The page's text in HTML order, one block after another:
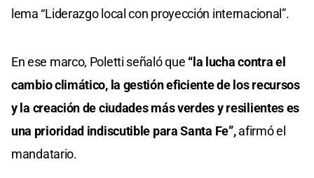
lema “Liderazgo local con proyección internacional”.
En ese marco, Poletti señaló que “la lucha contra el
cambio climático, la gestión eficiente de los recursos
y la creación de ciudades más verdes y resilientes es
una prioridad indiscutible para Santa Fe”,afirmó el
mandatario.